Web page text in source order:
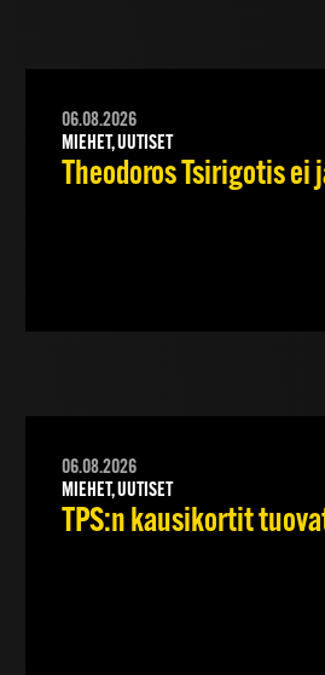
06.08.2026
MIEHET, UUTISET
Theodoros Tsirigotis ei
06.08.2026
MIEHET, UUTISET
TPS:n kausikortit